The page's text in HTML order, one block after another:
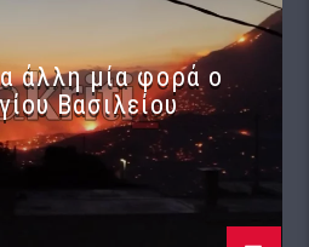
άλλη μία φορά ο
Βασιλείου